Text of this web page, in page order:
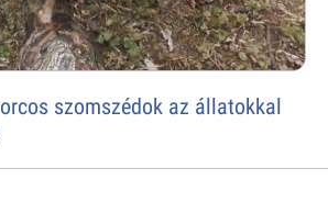
szomszédok az állatokkal